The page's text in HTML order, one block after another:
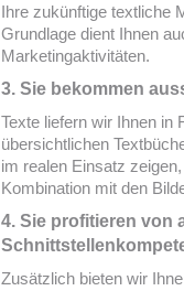
Ihre zukünftige textliche
Grundlage dient Ihnen
Marketingaktivitäten.
3. Sie bekommen
Texte liefern wir Ihnen in
übersichtlichen
im realen Einsatz
Kombination mit den
4. Sie profitieren von
Zusätzlich bieten wir